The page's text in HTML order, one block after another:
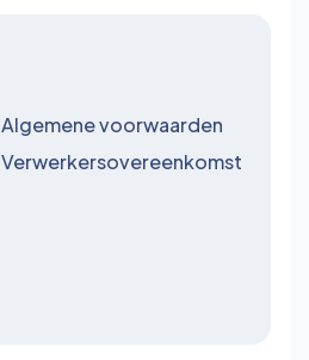
Algemene voorwaarden
Verwerkersovereenkomst